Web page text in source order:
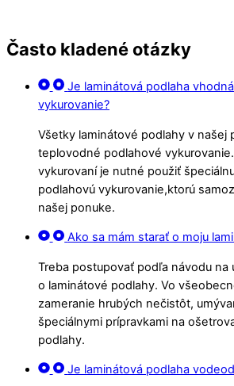
Často kladené otázky
Je laminátová podlaha
vykurovanie?
Všetky laminátové podlahy v našej
teplovodné podlahové
vykurovaní je nutné použiť
podlahovú vykurovanie,ktorú
našej ponuke.
Ako sa mám starať o moju
Treba postupovať podľa návodu na
o laminátové podlahy. Vo
zameranie hrubých nečistôt,
špeciálnymi prípravkami na
podlahy.
Je laminátová podlaha